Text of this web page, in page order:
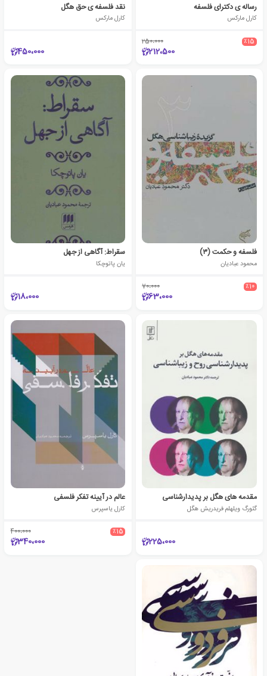
رساله ی دکترای فلسفه
کارل مارکس
٪15 250،000
212،500
نقد فلسفه ی حق هگل
کارل مارکس
450،000
فلسفه و حکمت (۳)
محمود عبادیان
٪10 70،000
63،000
سقراط: آگاهی از جهل
یان پاتوچکا
18،000
مقدمه های هگل بر پدیدارشناسی
گئورگ ویلهلم فریدریش هگل
225،000
عالم در آیینه تفکر فلسفی
کارل یاسپرس
٪15 400،000
340،000